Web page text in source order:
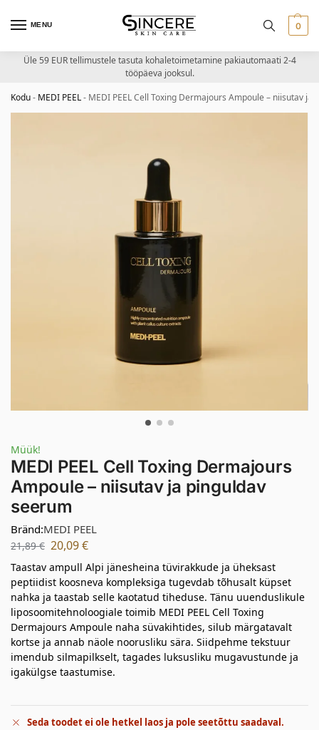
MENU 0
Üle 59 EUR tellimustele tasuta kohaletoimetamine pakiautomaati 2-4
tööpäeva jooksul.
Kodu- MEDI PEEL- MEDI PEEL Cell Toxing Dermajours Ampoule – niisutav ja
Müük!
MEDI PEEL Cell Toxing Dermajours
Ampoule – niisutav ja pinguldav
seerum
Bränd:MEDI PEEL
21,89€ 20,09€
Taastav ampull Alpi jänesheina tüvirakkude ja üheksast
peptiidist koosneva kompleksiga tugevdab tõhusalt küpset
nahka ja taastab selle kaotatud tiheduse. Tänu uuenduslikule
liposoomitehnoloogiale toimib MEDI PEEL Cell Toxing
Dermajours Ampoule naha süvakihtides, silub märgatavalt
kortse ja annab näole noorusliku sära. Siidpehme tekstuur
imendub silmapilkselt, tagades luksusliku mugavustunde ja
igakülgse taastumise.
Seda toodet ei ole hetkel laos ja pole seetõttu saadaval.